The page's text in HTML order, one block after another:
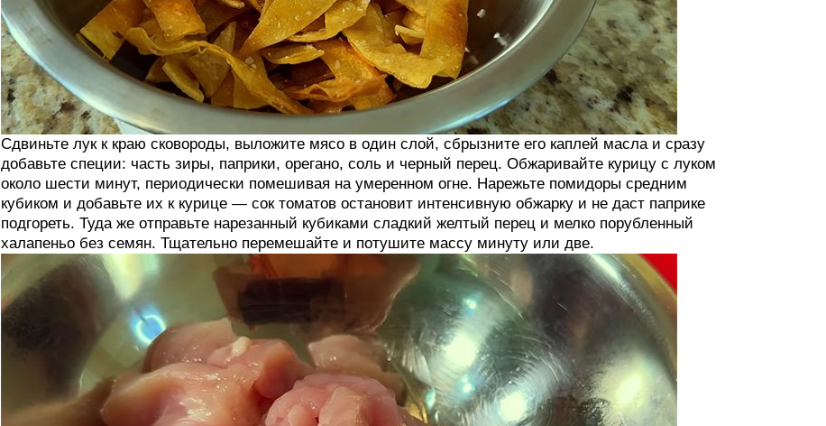
Сдвиньте лук к краю сковороды, выложите мясо в один слой, сбрызните его каплей масла и сразу
добавьте специи: часть зиры, паприки, орегано, соль и черный перец. Обжаривайте курицу с луком
около шести минут, периодически помешивая на умеренном огне. Нарежьте помидоры средним
кубиком и добавьте их к курице — сок томатов остановит интенсивную обжарку и не даст паприке
подгореть. Туда же отправьте нарезанный кубиками сладкий желтый перец и мелко порубленный
халапеньо без семян. Тщательно перемешайте и потушите массу минуту или две.